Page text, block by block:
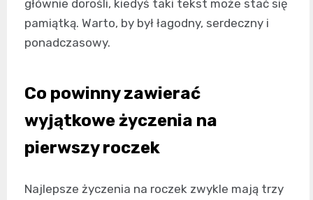
głównie dorośli, kiedyś taki tekst może stać się
pamiątką. Warto, by był łagodny, serdeczny i
ponadczasowy.
Co powinny zawierać
wyjątkowe życzenia na
pierwszy roczek
Najlepsze życzenia na roczek zwykle mają trzy